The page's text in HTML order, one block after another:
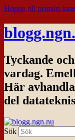
Hoppa till primärt
Tyckande
vardag.
Här
del
Sök